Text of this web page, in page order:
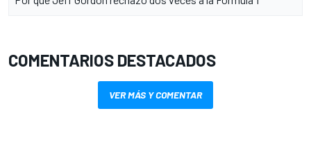
COMENTARIOS DESTACADOS
VER MÁS Y COMENTAR